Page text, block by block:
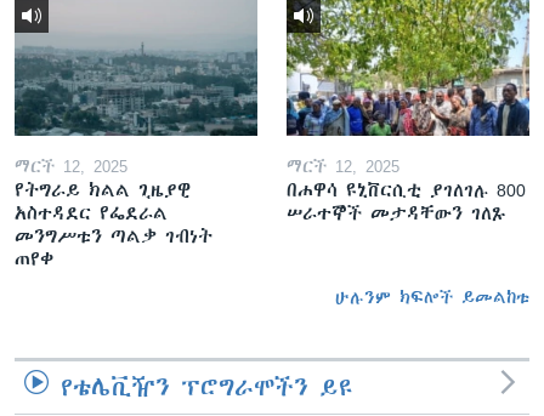
ማርች 12, 2025
የትግራይ ክልል ጊዜያዊ
አስተዳደር የፌደራል
መንግሥቱን ጣልቃ ገብነት
ጠየቀ
ማርች 12, 2025
በሐዋሳ ዩኒቨርሲቲ ያገለገሉ 800
ሠራተኞች መታዳቸውን ገለጹ
ሁሉንም ክፍሎች ይመልከቱ
የቴሌቪዥን ፕሮግራሞችን ይዩ